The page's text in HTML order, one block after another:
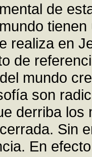
de
realiza en
de
mundo
son
derriba
Sin
En